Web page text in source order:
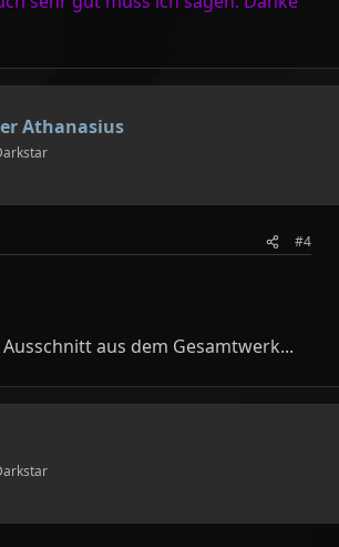
Athanasius
#4
aus dem Gesamtwerk...